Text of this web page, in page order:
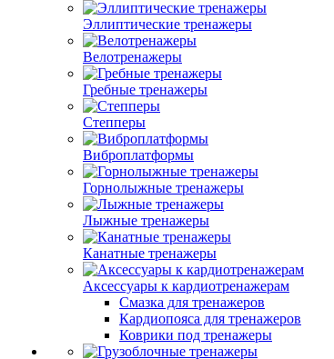
Эллиптические тренажеры
Велотренажеры
Гребные тренажеры
Степперы
Виброплатформы
Горнолыжные тренажеры
Лыжные тренажеры
Канатные тренажеры
Аксессуары к кардиотренажерам
Смазка для тренажеров
Кардиопояса для тренажеров
Коврики под тренажеры